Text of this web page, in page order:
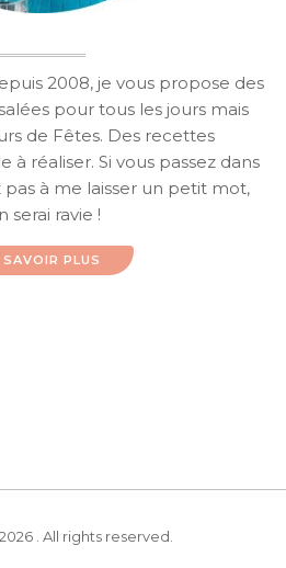
2008, je vous propose des
pour tous les jours mais
de Fêtes. Des recettes
réaliser. Si vous passez dans
pas à me laisser un petit mot,
serai ravie !
SAVOIR PLUS
. All rights reserved.